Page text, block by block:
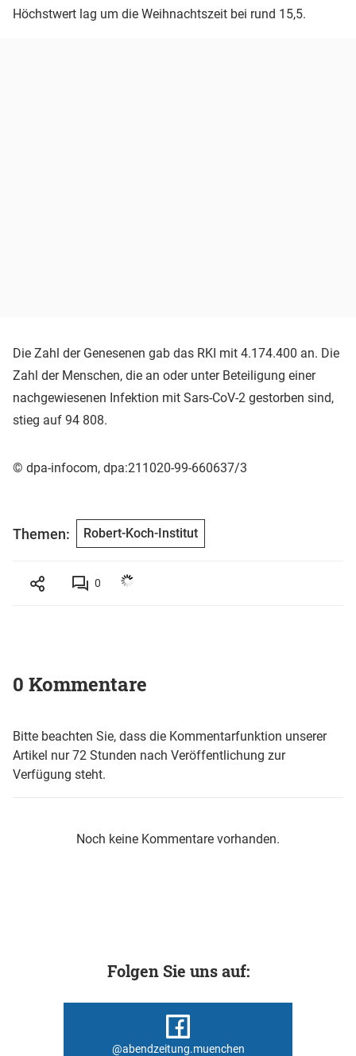
Höchstwert lag um die Weihnachtszeit bei rund 15,5.
Die Zahl der Genesenen gab das RKI mit 4.174.400 an. Die
Zahl der Menschen, die an oder unter Beteiligung einer
nachgewiesenen Infektion mit Sars-CoV-2 gestorben sind,
stieg auf 94 808.
© dpa-infocom, dpa:211020-99-660637/3
Themen: Robert-Koch-Institut
0
0 Kommentare
Bitte beachten Sie, dass die Kommentarfunktion unserer
Artikel nur 72 Stunden nach Veröffentlichung zur
Verfügung steht.
Noch keine Kommentare vorhanden.
Folgen Sie uns auf:
@abendzeitung.muenchen